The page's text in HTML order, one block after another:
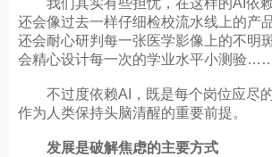
我们其实有些担忧，在这样的AI依
还会像过去一样仔细检校流水线上的产
还会耐心研判每一张医学影像上的不明
会精心设计每一次的学业水平小测验
不过度依赖AI，既是每个岗位应尽
作为人类保持头脑清醒的重要前提。
发展是破解焦虑的主要方式